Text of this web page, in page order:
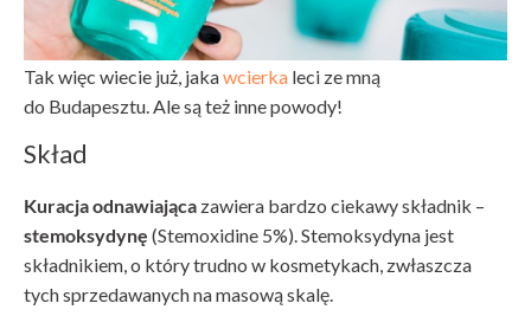
Tak więc wiecie już, jakawcierka leci ze mną
do Budapesztu. Ale są też inne powody!
Skład
Kuracja odnawiająca zawiera bardzo ciekawy składnik –
stemoksydynę (Stemoxidine 5%). Stemoksydyna jest
składnikiem, o który trudno w kosmetykach, zwłaszcza
tych sprzedawanych na masową skalę.